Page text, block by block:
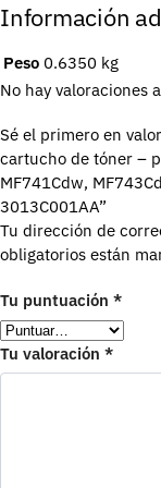
Información
Peso 0.6350 kg
No hay valoraciones
Sé el primero en
cartucho de tóner –
MF741Cdw,
3013C001AA”
Tu dirección de
obligatorios están
Tu puntuación *
Tu valoración *